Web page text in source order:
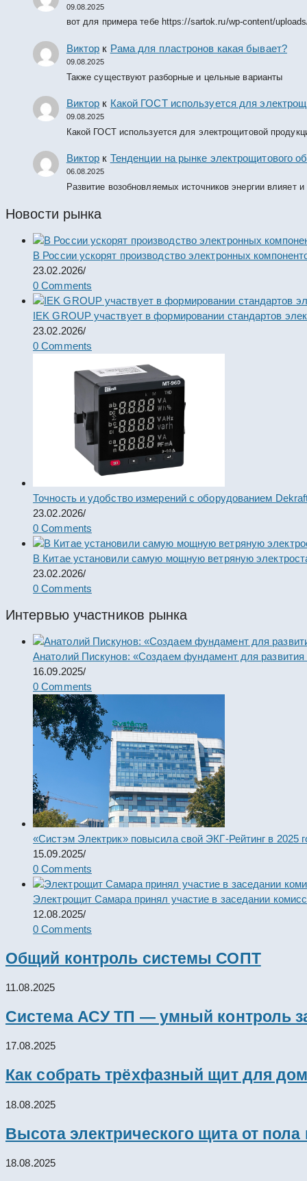
09.08.2025
вот для примера тебе https://sartok.ru/wp-content/
Виктор к Рама для пластронов какая бывает?
09.08.2025
Также существуют разборные и цельные варианты
Виктор к Какой ГОСТ используется для
09.08.2025
Какой ГОСТ используется для электрощитовой
Виктор к Тенденции на рынке электрощитового
06.08.2025
Развитие возобновляемых источников энергии влияет
Новости рынка
В России ускорят производство электронных
23.02.2026/
0 Comments
IEK GROUP участвует в формировании стандартов
23.02.2026/
0 Comments
Точность и удобство измерений с оборудованием
23.02.2026/
0 Comments
В Китае установили самую мощную ветряную
23.02.2026/
0 Comments
Интервью участников рынка
Анатолий Пискунов: «Создаем фундамент для развития
16.09.2025/
0 Comments
«Систэм Электрик» повысила свой ЭКГ-Рейтинг в 2025
15.09.2025/
0 Comments
Электрощит Самара принял участие в заседании
12.08.2025/
0 Comments
Общий контроль системы СОПТ
11.08.2025
Система АСУ ТП — умный контроль
17.08.2025
Как собрать трёхфазный щит для
18.08.2025
Высота электрического щита от
18.08.2025